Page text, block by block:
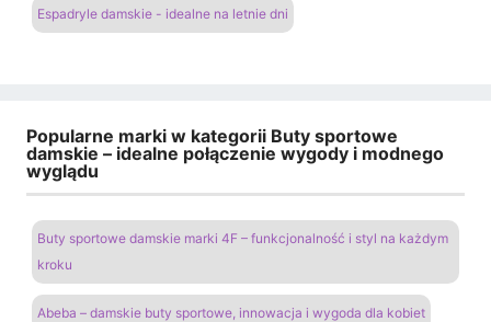
Espadryle damskie - idealne na letnie dni
Popularne marki w kategorii Buty sportowe
damskie – idealne połączenie wygody i modnego
wyglądu
Buty sportowe damskie marki 4F – funkcjonalność i styl na każdym
kroku
Abeba – damskie buty sportowe, innowacja i wygoda dla kobiet